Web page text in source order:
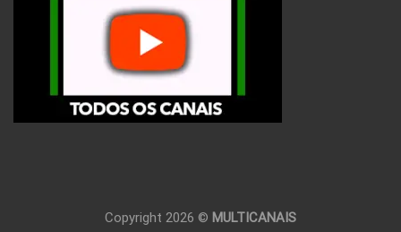
Copyright 2026 © MULTICANAIS